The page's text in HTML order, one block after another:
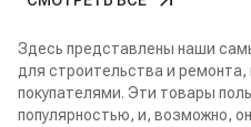
Здесь представлены наши
для строительства и
покупателями. Эти товары
популярностью, и, возможно,